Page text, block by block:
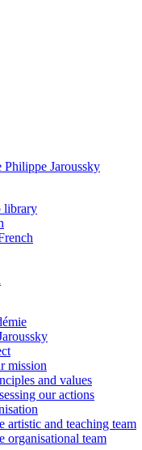
library
mission
and values
our actions
artistic and teaching team
organisational team